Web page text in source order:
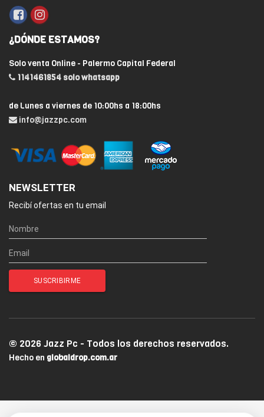
¿DÓNDE ESTAMOS?
Solo venta Online - Palermo Capital Federal
1141461854 solo whatsapp
de Lunes a viernes de 10:00hs a 18:00hs
info@jazzpc.com
NEWSLETTER
Recibí ofertas en tu email
© 2026 Jazz Pc - Todos los derechos reservados.
Hecho en globaldrop.com.ar